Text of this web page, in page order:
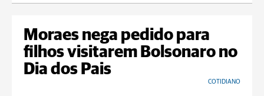
Moraes nega pedido para
filhos visitarem Bolsonaro no
Dia dos Pais
COTIDIANO